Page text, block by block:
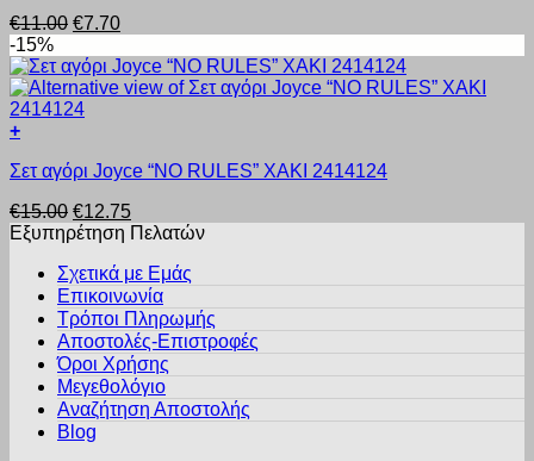
στη
σελίδα
του
προϊόντος
έχει
πολλαπλές
παραλλαγές.
Οι
επιλογές
μπορούν
επιλεγούν
σελίδα
του
προϊόντος
€11.00 Original
was:
€11.00.
€7.70Η
τιμή
είναι:
-15%
+
το
έχει
πολλαπλές
επιλογές
μπορούν
επιλεγούν
σελίδα
Σετ αγόρι Joyce “NO RULES” ΧΑΚΙ 2414124
€15.00 Original
price
€15.00.
€12.75Η
τρέχουσα
είναι:
€12.75.
Εξυπηρέτηση Πελατών
Σχετικά με Εμάς
Επικοινωνία
Τρόποι Πληρωμής
Αποστολές-Επιστροφές
Όροι Χρήσης
Μεγεθολόγιο
Αναζήτηση Αποστολής
Blog